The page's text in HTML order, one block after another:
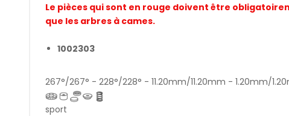
Le pièces qui sont en rouge doivent être
que les arbres à cames.
1002303
267°/267° - 228°/228° - 11.20mm/11.20mm - 1.20mm/
sport